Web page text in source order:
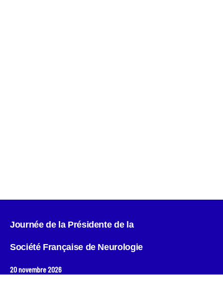
Journée de la Présidente de la
Société Française de Neurologie
20 novembre 2026